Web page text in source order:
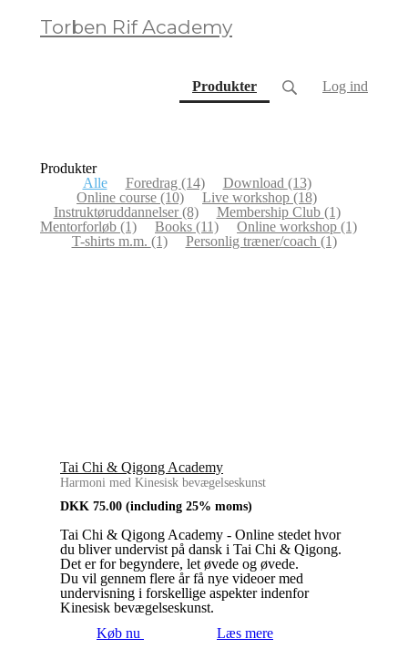
Torben Rif Academy
Produkter(current) Log ind
Produkter
Alle
Foredrag (14) Download (13)
Online course (10) Live workshop (18)
Instruktøruddannelser(8) Membership Club (1)
Mentorforløb (1) Books (11) Online workshop (1)
T-shirts m.m. (1) Personlig træner/coach (1)
Tai Chi & Qigong Academy
Harmoni med Kinesisk bevægelseskunst
DKK 75.00 (including 25% moms)
Tai Chi & Qigong Academy - Online stedet hvor
du bliver undervist på dansk i Tai Chi & Qigong.
Det er for begyndere, let øvede og øvede.
Du vil gennem flere år få nye videoer med
undervisning i forskellige aspekter indenfor
Kinesisk bevægelseskunst.
Køb nu
Læs mere